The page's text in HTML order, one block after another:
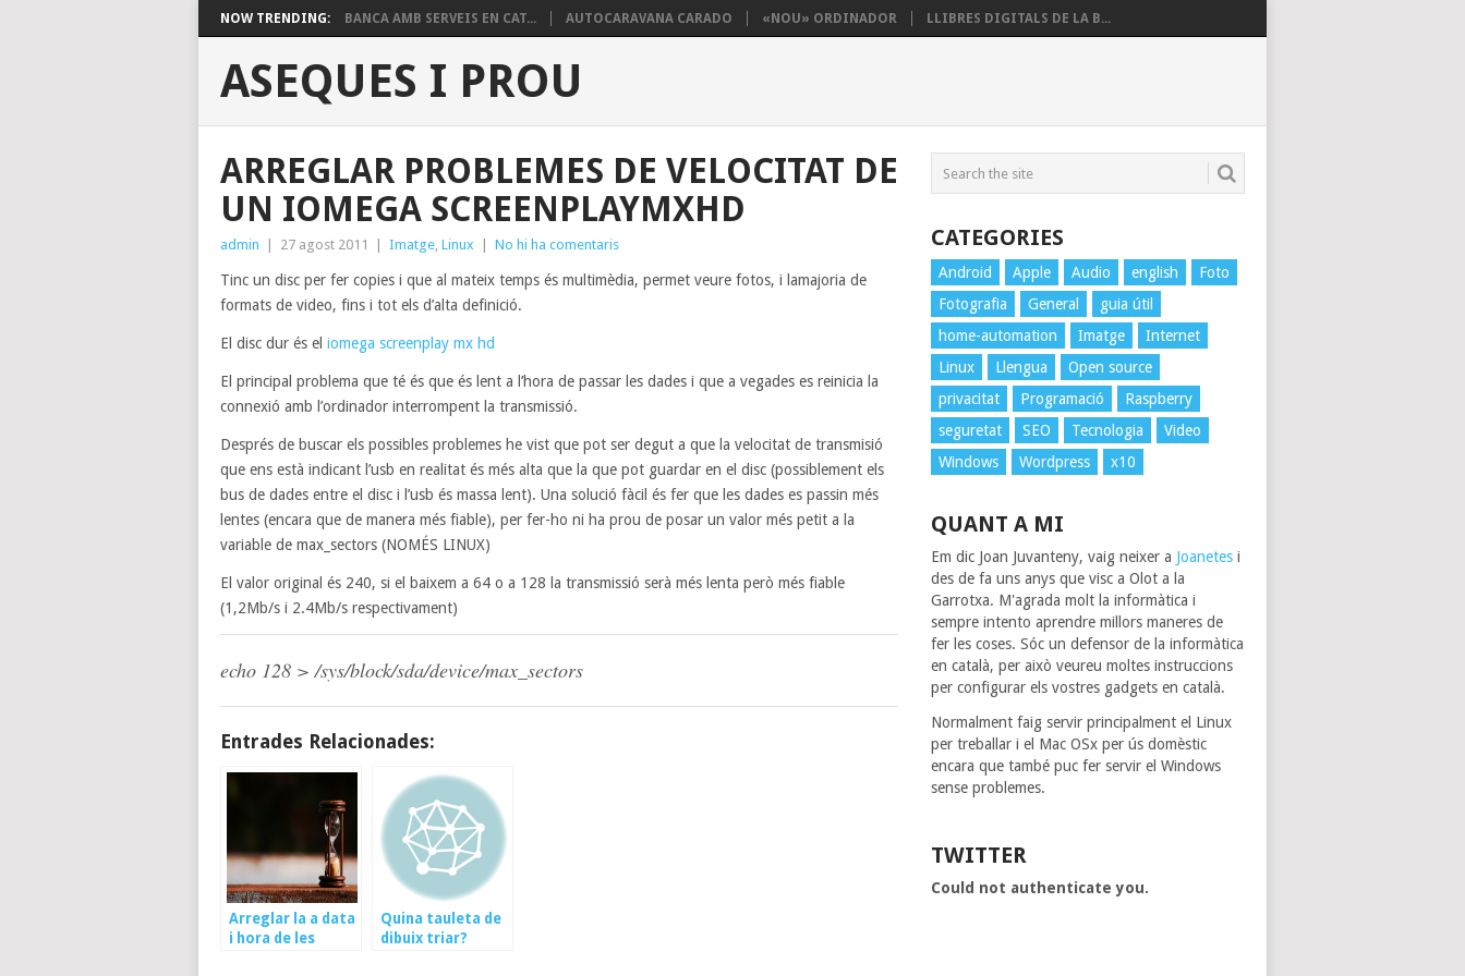
NOW TRENDING: BANCA AMB SERVEIS EN CAT... AUTOCARAVANA CARADO «NOU» ORDINADOR LLIBRES DIGITALS DE LA B...
ASEQUES I PROU
ARREGLAR PROBLEMES DE VELOCITAT DE
UN IOMEGA SCREENPLAYMXHD
admin 27 agost 2011 Imatge, Linux No hi ha comentaris
Tinc un disc per fer copies i que al mateix temps és multimèdia, permet veure fotos, i lamajoria de
formats de video, fins i tot els d’alta definició.
El disc dur és el iomega screenplay mx hd
El principal problema que té és que és lent a l’hora de passar les dades i que a vegades es reinicia la
connexió amb l’ordinador interrompent la transmissió.
Després de buscar els possibles problemes he vist que pot ser degut a que la velocitat de transmisió
que ens està indicant l’usb en realitat és més alta que la que pot guardar en el disc (possiblement els
bus de dades entre el disc i l’usb és massa lent). Una solució fàcil és fer que les dades es passin més
lentes (encara que de manera més fiable), per fer-ho ni ha prou de posar un valor més petit a la
variable de max_sectors (NOMÉS LINUX)
El valor original és 240, si el baixem a 64 o a 128 la transmissió serà més lenta però més fiable
(1,2Mb/s i 2.4Mb/s respectivament)
echo 128 > /sys/block/sda/device/max_ sectors
Entrades Relacionades:
Arreglar la a data
i hora de les
Quina tauleta de
dibuix triar?
CATEGORIES
Android Apple Audio english
Foto
Fotografia
General
guia útil
home-automation
Imatge
Internet
Linux
Llengua
Open source
privacitat
Programació
Raspberry
seguretat
SEO Tecnologia
Video
Windows
Wordpress x10
QUANT A MI
Em dic Joan Juvanteny, vaig neixer a Joanetes i
des de fa uns anys que visc a Olot a la
Garrotxa. M'agrada molt la informàtica i
sempre intento aprendre millors maneres de
fer les coses. Sóc un defensor de la informàtica
en català, per això veureu moltes instruccions
per configurar els vostres gadgets en català.
Normalment faig servir principalment el Linux
per treballar i el Mac OSx per ús domèstic
encara que també puc fer servir el Windows
sense problemes.
TWITTER
Could not authenticate you.